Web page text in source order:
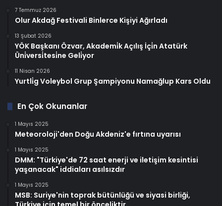
7 Temmuz 2026
Olur Akdağ Festivali Binlerce Kişiyi Ağırladı
13 Şubat 2026
YÖK Başkanı Özvar, Akademi̇k Açılış İçi̇n Atatürk
Üni̇versi̇tesi̇ne Geli̇yor
11 Nisan 2026
Yurtli̇g Voleybol Grup Şampiyonu Namağlup Kars Oldu
En Çok Okunanlar
1 Mayıs 2025
Meteoroloji'den Doğu Akdeniz'e fırtına uyarısı
1 Mayıs 2025
DMM: "Türkiye'de 72 saat enerji ve iletişim kesintisi
yaşanacak" iddiaları asılsızdır
1 Mayıs 2025
MSB: Suriye'nin toprak bütünlüğü ve siyasi birliği,